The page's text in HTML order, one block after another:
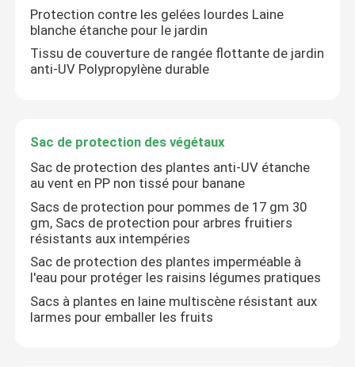
Protection contre les gelées lourdes Laine
blanche étanche pour le jardin
Tissu de couverture de rangée flottante de jardin
anti-UV Polypropylène durable
Sac de protection des végétaux
Sac de protection des plantes anti-UV étanche
au vent en PP non tissé pour banane
Sacs de protection pour pommes de 17 gm 30
gm, Sacs de protection pour arbres fruitiers
résistants aux intempéries
Sac de protection des plantes imperméable à
l'eau pour protéger les raisins légumes pratiques
Sacs à plantes en laine multiscène résistant aux
larmes pour emballer les fruits